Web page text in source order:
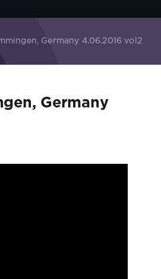
Germany 4.06.2016 vol2
Germany